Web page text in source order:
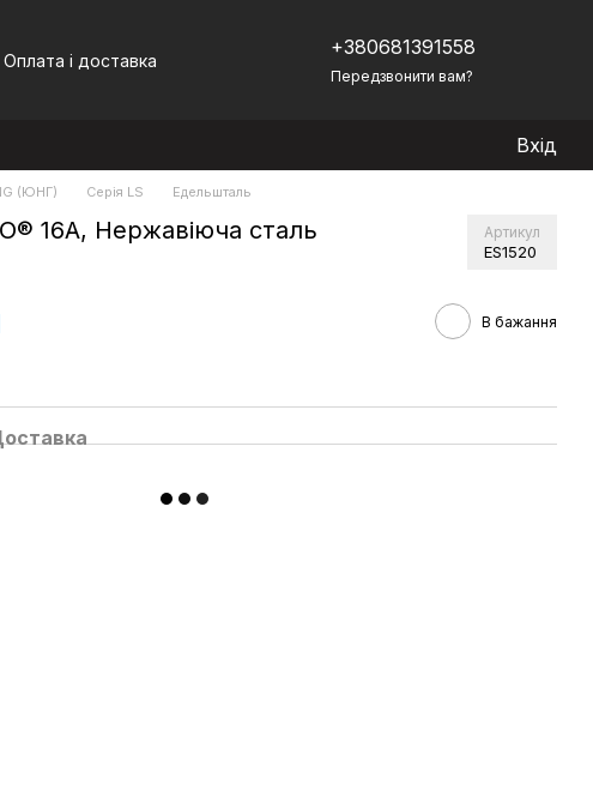
Оплата і доставка
+380681391558
Передзвонити вам?
Вхід
(ЮНГ) Серія LS Едельшталь
16А, Нержавіюча сталь Артикул
ES1520
В бажання